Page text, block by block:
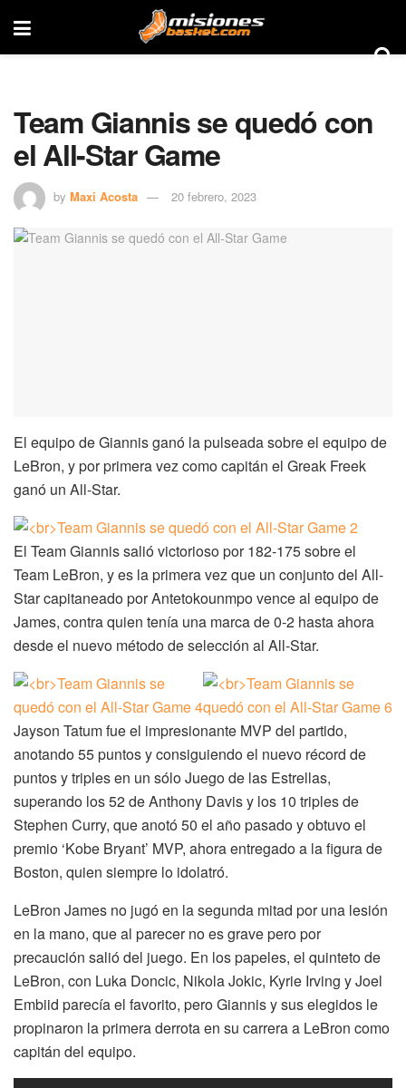
Team Giannis se quedó con
el All-Star Game
by Maxi Acosta 20 febrero, 2023
El equipo de Giannis ganó la pulseada sobre el equipo de
LeBron, y por primera vez como capitán el Greak Freek
ganó un All-Star.
El Team Giannis salió victorioso por 182-175 sobre el
Team LeBron, y es la primera vez que un conjunto del All-
Star capitaneado por Antetokounmpo vence al equipo de
James, contra quien tenía una marca de 0-2 hasta ahora
desde el nuevo método de selección al All-Star.
Jayson Tatum fue el impresionante MVP del partido,
anotando 55 puntos y consiguiendo el nuevo récord de
puntos y triples en un sólo Juego de las Estrellas,
superando los 52 de Anthony Davis y los 10 triples de
Stephen Curry, que anotó 50 el año pasado y obtuvo el
premio ‘Kobe Bryant’ MVP, ahora entregado a la figura de
Boston, quien siempre lo idolatró.
LeBron James no jugó en la segunda mitad por una lesión
en la mano, que al parecer no es grave pero por
precaución salió del juego. En los papeles, el quinteto de
LeBron, con Luka Doncic, Nikola Jokic, Kyrie Irving y Joel
Embiid parecía el favorito, pero Giannis y sus elegidos le
propinaron la primera derrota en su carrera a LeBron como
capitán del equipo.